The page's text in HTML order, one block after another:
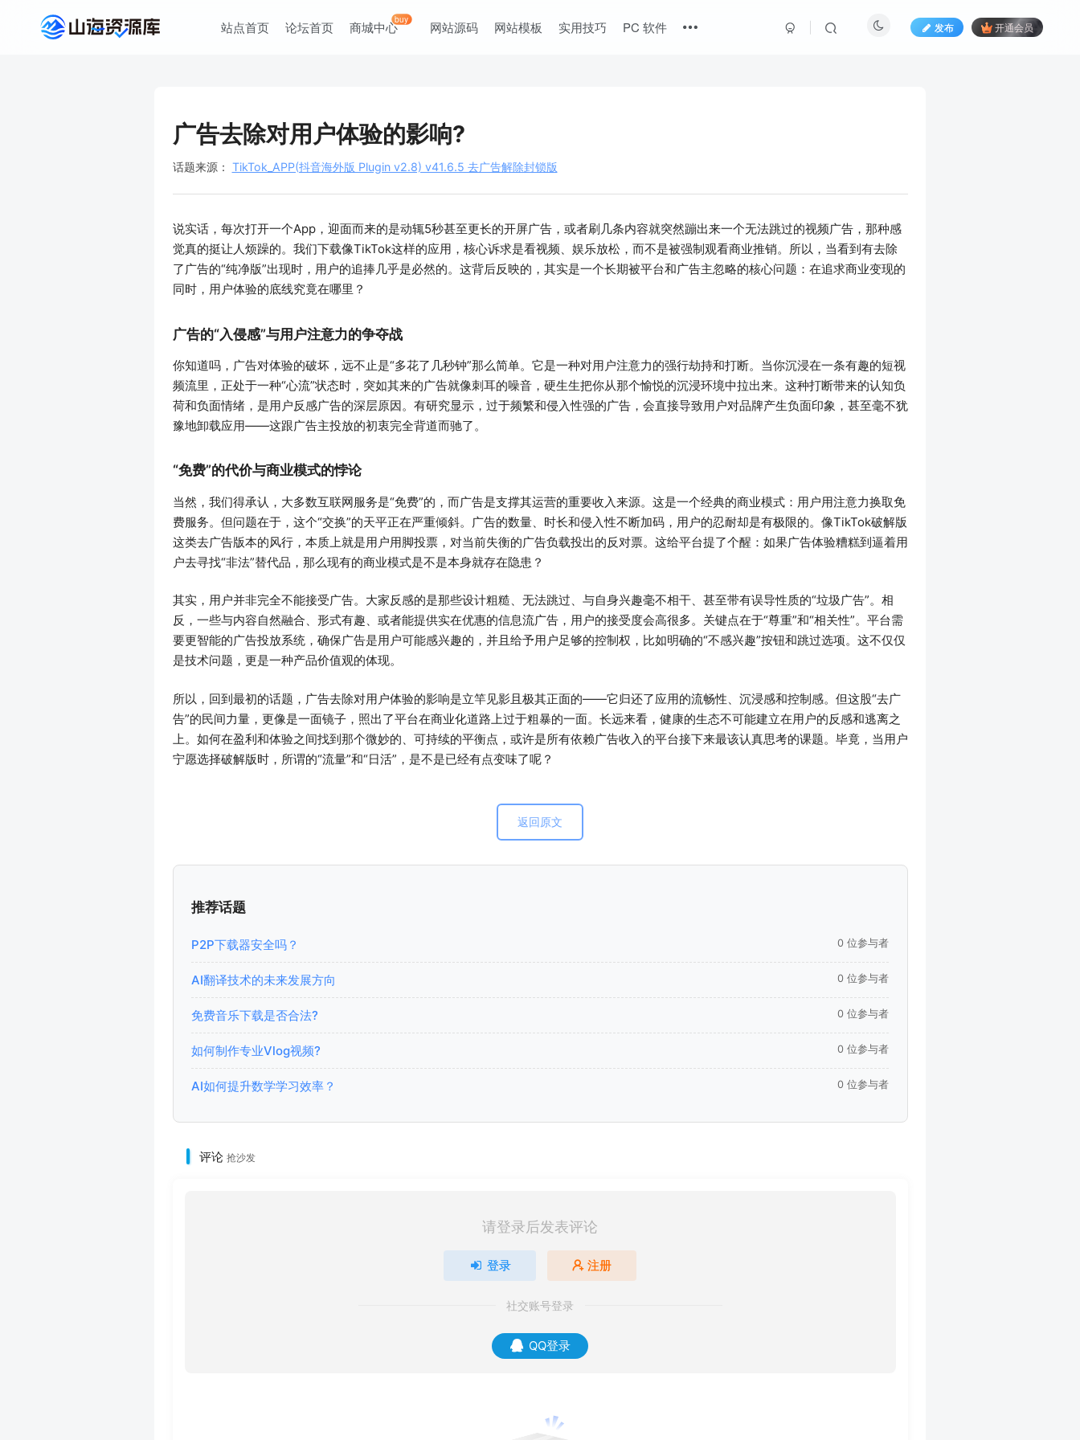
站点首页 论坛首页 商城中心buy 网站源码 网站模板 实用技巧 PC 软件 发布 开通会员
广告去除对用户体验的影响?
话题来源： TikTok_APP(抖音海外版 Plugin v2.8) v41.6.5 去广告解除封锁版
说实话，每次打开一个App，迎面而来的是动辄5秒甚至更长的开屏广告，或者刷几条内容就突然蹦出来一个无法跳过的视频广告，那种感
觉真的挺让人烦躁的。我们下载像TikTok这样的应用，核心诉求是看视频、娱乐放松，而不是被强制观看商业推销。所以，当看到有去除
了广告的“纯净版”出现时，用户的追捧几乎是必然的。这背后反映的，其实是一个长期被平台和广告主忽略的核心问题：在追求商业变现的
同时，用户体验的底线究竟在哪里？
广告的“入侵感”与用户注意力的争夺战
你知道吗，广告对体验的破坏，远不止是“多花了几秒钟”那么简单。它是一种对用户注意力的强行劫持和打断。当你沉浸在一条有趣的短视
频流里，正处于一种“心流”状态时，突如其来的广告就像刺耳的噪音，硬生生把你从那个愉悦的沉浸环境中拉出来。这种打断带来的认知负
荷和负面情绪，是用户反感广告的深层原因。有研究显示，过于频繁和侵入性强的广告，会直接导致用户对品牌产生负面印象，甚至毫不犹
豫地卸载应用——这跟广告主投放的初衷完全背道而驰了。
“免费”的代价与商业模式的悖论
当然，我们得承认，大多数互联网服务是“免费”的，而广告是支撑其运营的重要收入来源。这是一个经典的商业模式：用户用注意力换取免
费服务。但问题在于，这个“交换”的天平正在严重倾斜。广告的数量、时长和侵入性不断加码，用户的忍耐却是有极限的。像TikTok破解版
这类去广告版本的风行，本质上就是用户用脚投票，对当前失衡的广告负载投出的反对票。这给平台提了个醒：如果广告体验糟糕到逼着用
户去寻找“非法”替代品，那么现有的商业模式是不是本身就存在隐患？
其实，用户并非完全不能接受广告。大家反感的是那些设计粗糙、无法跳过、与自身兴趣毫不相干、甚至带有误导性质的“垃圾广告”。相
反，一些与内容自然融合、形式有趣、或者能提供实在优惠的信息流广告，用户的接受度会高很多。关键点在于“尊重”和“相关性”。平台需
要更智能的广告投放系统，确保广告是用户可能感兴趣的，并且给予用户足够的控制权，比如明确的“不感兴趣”按钮和跳过选项。这不仅仅
是技术问题，更是一种产品价值观的体现。
所以，回到最初的话题，广告去除对用户体验的影响是立竿见影且极其正面的——它归还了应用的流畅性、沉浸感和控制感。但这股“去广
告”的民间力量，更像是一面镜子，照出了平台在商业化道路上过于粗暴的一面。长远来看，健康的生态不可能建立在用户的反感和逃离之
上。如何在盈利和体验之间找到那个微妙的、可持续的平衡点，或许是所有依赖广告收入的平台接下来最该认真思考的课题。毕竟，当用户
宁愿选择破解版时，所谓的“流量”和“日活”，是不是已经有点变味了呢？
返回原文
推荐话题
P2P下载器安全吗？ 0 位参与者
AI翻译技术的未来发展方向 0 位参与者
免费音乐下载是否合法? 0 位参与者
如何制作专业Vlog视频? 0 位参与者
AI如何提升数学学习效率？ 0 位参与者
评论 抢沙发
请登录后发表评论
登录 注册
社交账号登录
QQ登录